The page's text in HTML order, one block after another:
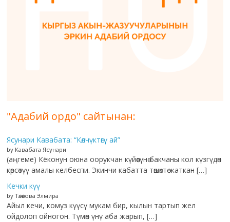
"Адабий ордо" сайтынан:
Ясунари Кавабата: “Көлчүктөгү ай”
by Кавабата Ясунари
(аңгеме) Кёконун оюна оорукчан күйөөсүнө бакчаны кол күзгүдөн
көрсөтүү амалы келбеспи. Экинчи кабатта төшөктө жаткан […]
Кечки күү
by Төлөкова Элмира
Айыл кечи, комуз күүсү мукам бир, кылын тартып жел
ойдолоп ойногон. Түмөн үнү аба жарып, […]